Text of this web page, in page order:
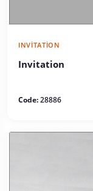
INVITATION
Invitation
Code:28886